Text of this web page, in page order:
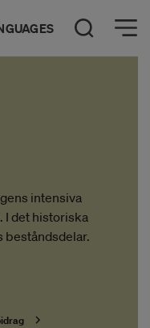
Öppna sök
Öppna meny
intensiva
det historiska
beståndsdelar.